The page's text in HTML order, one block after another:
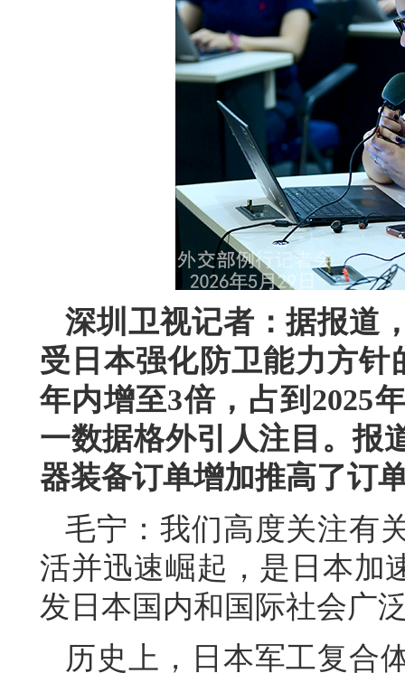
深圳卫视记者：据报道
受日本强化防卫能力方
年内增至3倍，占到2025
一数据格外引人注目。报
器装备订单增加推高了订
毛宁：我们高度关注有
活并迅速崛起，是日本加
发日本国内和国际社会广
历史上，日本军工复合